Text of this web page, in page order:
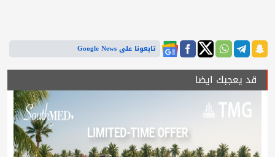
تابعونا على Google News
قد يعجبك ايضا